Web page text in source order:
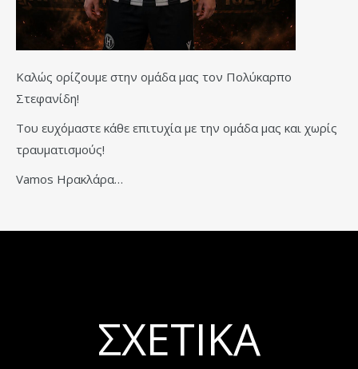
Καλώς ορίζουμε στην ομάδα μας τον Πολύκαρπο
Στεφανίδη!
Του ευχόμαστε κάθε επιτυχία με την ομάδα μας και χωρίς
τραυματισμούς!
Vamos Ηρακλάρα…
ΣΧΕΤΙΚΆ